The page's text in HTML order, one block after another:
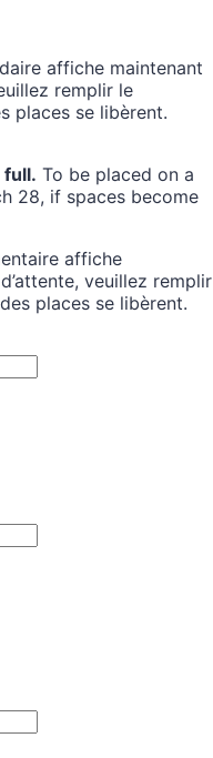
affiche maintenant
remplir le
places se libèrent.
full. To be placed on a
28, if spaces become
affiche
veuillez remplir
places se libèrent.